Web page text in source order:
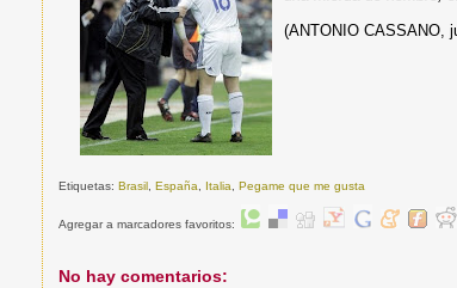
(ANTONIO CASSANO,
Etiquetas:Brasil ,España Italia ,Pegame que me gusta
Agregar a marcadores favoritos:
No hay comentarios: